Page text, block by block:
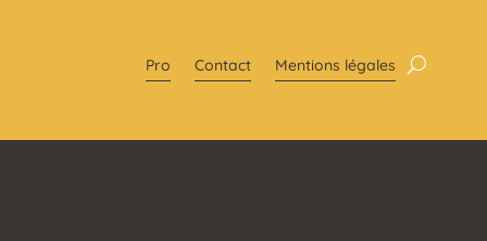
Pro Contact Mentions légales